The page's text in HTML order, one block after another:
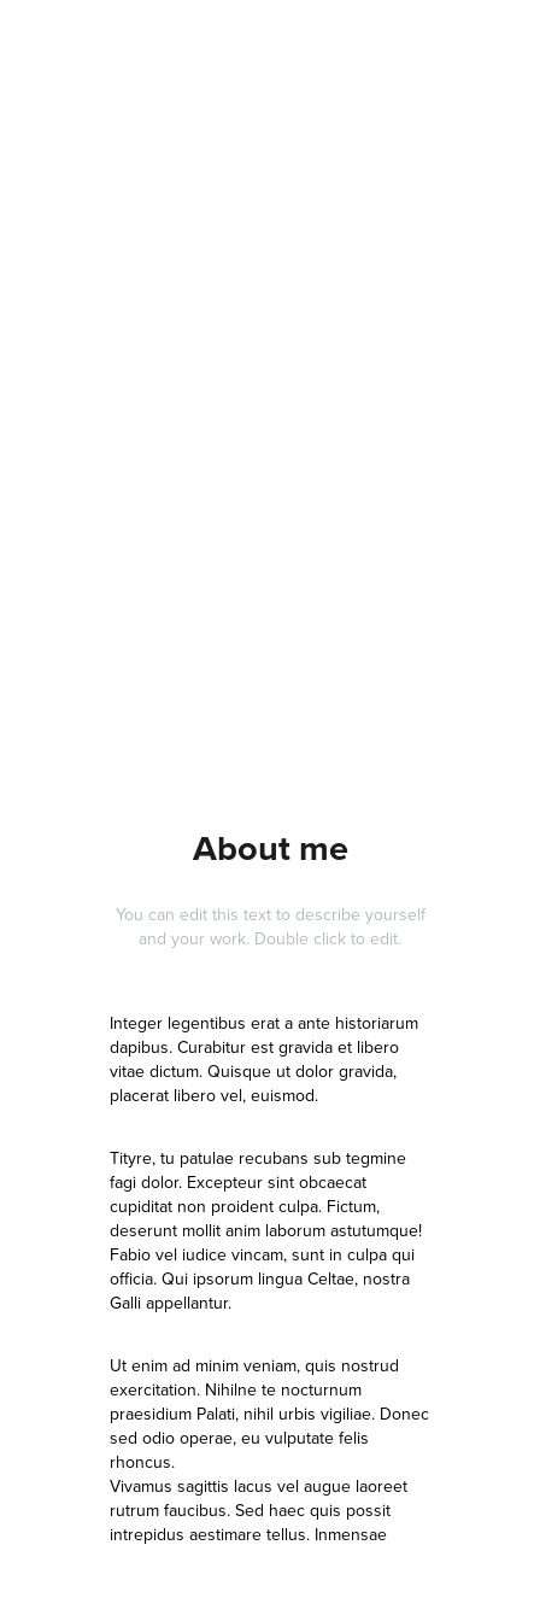
About me
You can edit this text to describe yourself
and your work. Double click to edit.
Integer legentibus erat a ante historiarum
dapibus. Curabitur est gravida et libero
vitae dictum. Quisque ut dolor gravida,
placerat libero vel, euismod.
Tityre, tu patulae recubans sub tegmine
fagi dolor. Excepteur sint obcaecat
cupiditat non proident culpa. Fictum,
deserunt mollit anim laborum astutumque!
Fabio vel iudice vincam, sunt in culpa qui
officia. Qui ipsorum lingua Celtae, nostra
Galli appellantur.
Ut enim ad minim veniam, quis nostrud
exercitation. Nihilne te nocturnum
praesidium Palati, nihil urbis vigiliae. Donec
sed odio operae, eu vulputate felis
rhoncus.
Vivamus sagittis lacus vel augue laoreet
rutrum faucibus. Sed haec quis possit
intrepidus aestimare tellus. Inmensae